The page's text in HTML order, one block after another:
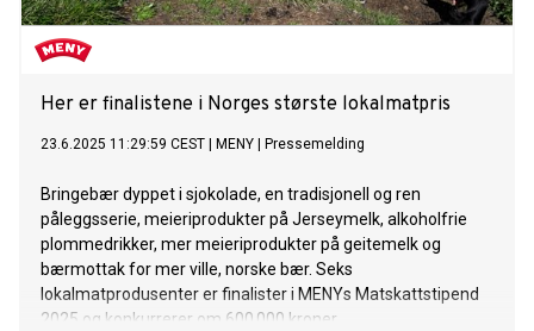
Her er finalistene i Norges største lokalmatpris
23.6.2025 11:29:59 CEST MENY Pressemelding
Bringebær dyppet i sjokolade, en tradisjonell og ren
påleggsserie, meieriprodukter på Jerseymelk, alkoholfrie
plommedrikker, mer meieriprodukter på geitemelk og
bærmottak for mer ville, norske bær. Seks
lokalmatprodusenter er finalister i MENYs Matskattstipend
2025 og konkurrerer om 600 000 kroner.